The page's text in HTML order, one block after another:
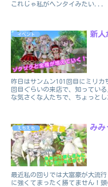
これじゃ私がヘンタイみたい...
イベント 新人
昨日はサンムン101回目にミリ
回目ぐらいの来店で、知ってい
な気さくな人たちで、ちょっと
えちえち みみ
最近私の回りでは大富豪が大流
に強くてまったく勝てません！